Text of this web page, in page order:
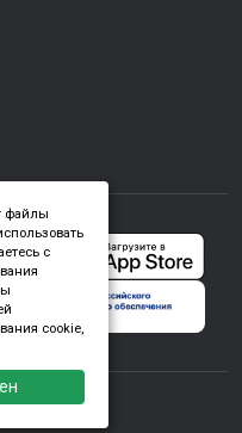
СНТ
файлы
с
cookie,